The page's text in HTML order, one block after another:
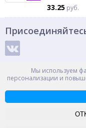
33.25 руб.
Мы используем
персонализации и
Способы оплаты
Россия, Великий Новгород,